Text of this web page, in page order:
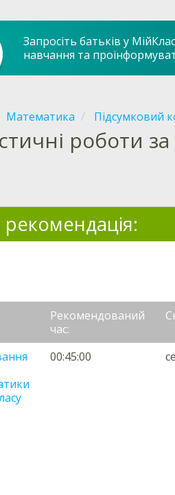
Запросіть батьків у
навчання та
Математика Підсумковий
роботи за
Рекомендований
час:
00:45:00